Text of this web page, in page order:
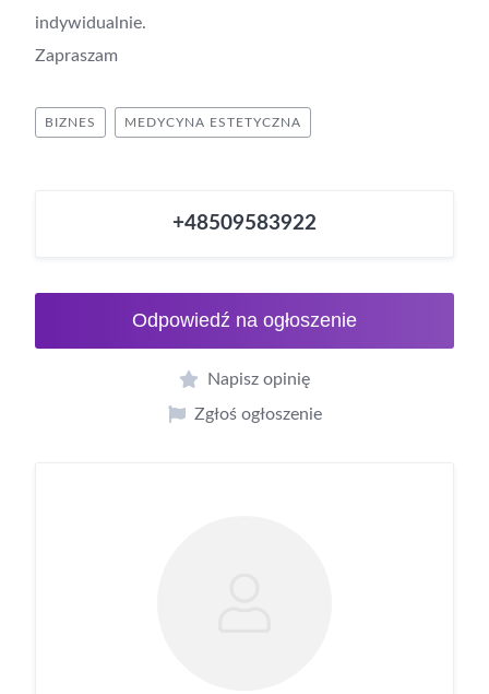
indywidualnie.
Zapraszam
BIZNES MEDYCYNA ESTETYCZNA
+48509583922
Odpowiedź na ogłoszenie
Napisz opinię
Zgłoś ogłoszenie